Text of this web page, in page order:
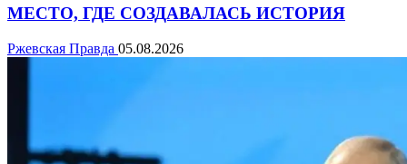
МЕСТО, ГДЕ СОЗДАВАЛАСЬ ИСТОРИЯ
Ржевская Правда 05.08.2026